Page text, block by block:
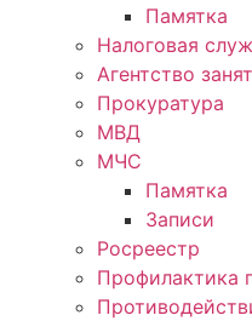
Памятка
Налоговая
Агентство
Прокуратура
МВД
МЧС
Памятка
Записи
Росреестр
Профилактика